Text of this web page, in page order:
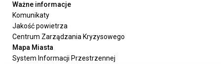
Ważne informacje
Komunikaty
Jakość powietrza
Centrum Zarządzania Kryzysowego
Mapa Miasta
System Informacji Przestrzennej